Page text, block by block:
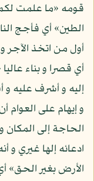
قومه «ما علمت
الطين» أي فأجج
أول من اتخذ
أي قصرا و بناء
إليه و أشرف عليه
و إيهام على
الحاجة إلى المكان
ادعائه إلها غيري و
الأرض بغير الحق»